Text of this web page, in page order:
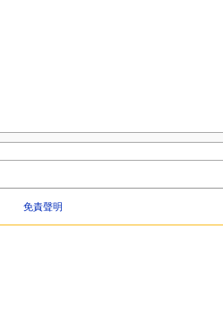
免責聲明